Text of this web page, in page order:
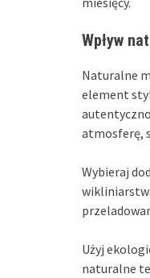
Wpływ
Naturalne
element
atmosferę,
Wybieraj
Użyj
naturalne